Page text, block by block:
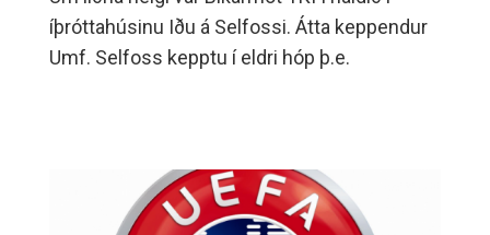
íþróttahúsinu Iðu á Selfossi. Átta keppendur
Umf. Selfoss kepptu í eldri hóp þ.e.